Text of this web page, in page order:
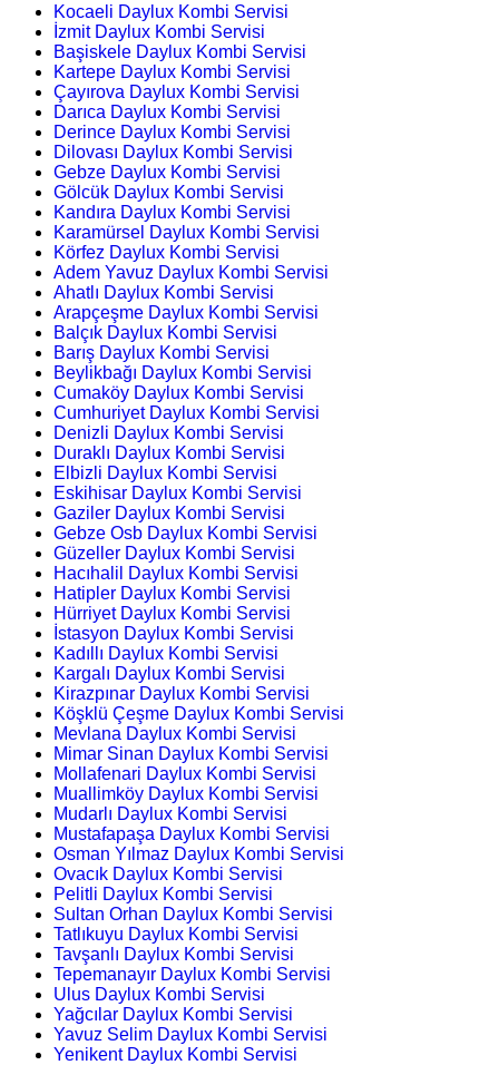
Kocaeli Daylux Kombi Servisi
İzmit Daylux Kombi Servisi
Başiskele Daylux Kombi Servisi
Kartepe Daylux Kombi Servisi
Çayırova Daylux Kombi Servisi
Darıca Daylux Kombi Servisi
Derince Daylux Kombi Servisi
Dilovası Daylux Kombi Servisi
Gebze Daylux Kombi Servisi
Gölcük Daylux Kombi Servisi
Kandıra Daylux Kombi Servisi
Karamürsel Daylux Kombi Servisi
Körfez Daylux Kombi Servisi
Adem Yavuz Daylux Kombi Servisi
Ahatlı Daylux Kombi Servisi
Arapçeşme Daylux Kombi Servisi
Balçık Daylux Kombi Servisi
Barış Daylux Kombi Servisi
Beylikbağı Daylux Kombi Servisi
Cumaköy Daylux Kombi Servisi
Cumhuriyet Daylux Kombi Servisi
Denizli Daylux Kombi Servisi
Duraklı Daylux Kombi Servisi
Elbizli Daylux Kombi Servisi
Eskihisar Daylux Kombi Servisi
Gaziler Daylux Kombi Servisi
Gebze Osb Daylux Kombi Servisi
Güzeller Daylux Kombi Servisi
Hacıhalil Daylux Kombi Servisi
Hatipler Daylux Kombi Servisi
Hürriyet Daylux Kombi Servisi
İstasyon Daylux Kombi Servisi
Kadıllı Daylux Kombi Servisi
Kargalı Daylux Kombi Servisi
Kirazpınar Daylux Kombi Servisi
Köşklü Çeşme Daylux Kombi Servisi
Mevlana Daylux Kombi Servisi
Mimar Sinan Daylux Kombi Servisi
Mollafenari Daylux Kombi Servisi
Muallimköy Daylux Kombi Servisi
Mudarlı Daylux Kombi Servisi
Mustafapaşa Daylux Kombi Servisi
Osman Yılmaz Daylux Kombi Servisi
Ovacık Daylux Kombi Servisi
Pelitli Daylux Kombi Servisi
Sultan Orhan Daylux Kombi Servisi
Tatlıkuyu Daylux Kombi Servisi
Tavşanlı Daylux Kombi Servisi
Tepemanayır Daylux Kombi Servisi
Ulus Daylux Kombi Servisi
Yağcılar Daylux Kombi Servisi
Yavuz Selim Daylux Kombi Servisi
Yenikent Daylux Kombi Servisi